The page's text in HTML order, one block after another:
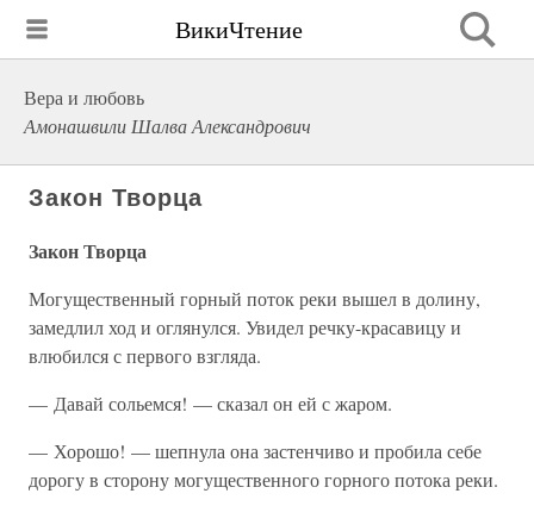
ВикиЧтение
Вера и любовь
Амонашвили Шалва Александрович
Закон Творца
Закон Творца
Могущественный горный поток реки вышел в долину,
замедлил ход и оглянулся. Увидел речку-красавицу и
влюбился с первого взгляда.
— Давай сольемся! — сказал он ей с жаром.
— Хорошо! — шепнула она застенчиво и пробила себе
дорогу в сторону могущественного горного потока реки.